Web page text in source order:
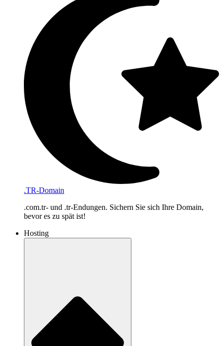
.TR-Domain
.com.tr- und .tr-Endungen. Sichern Sie sich Ihre Domain,
bevor es zu spät ist!
Hosting